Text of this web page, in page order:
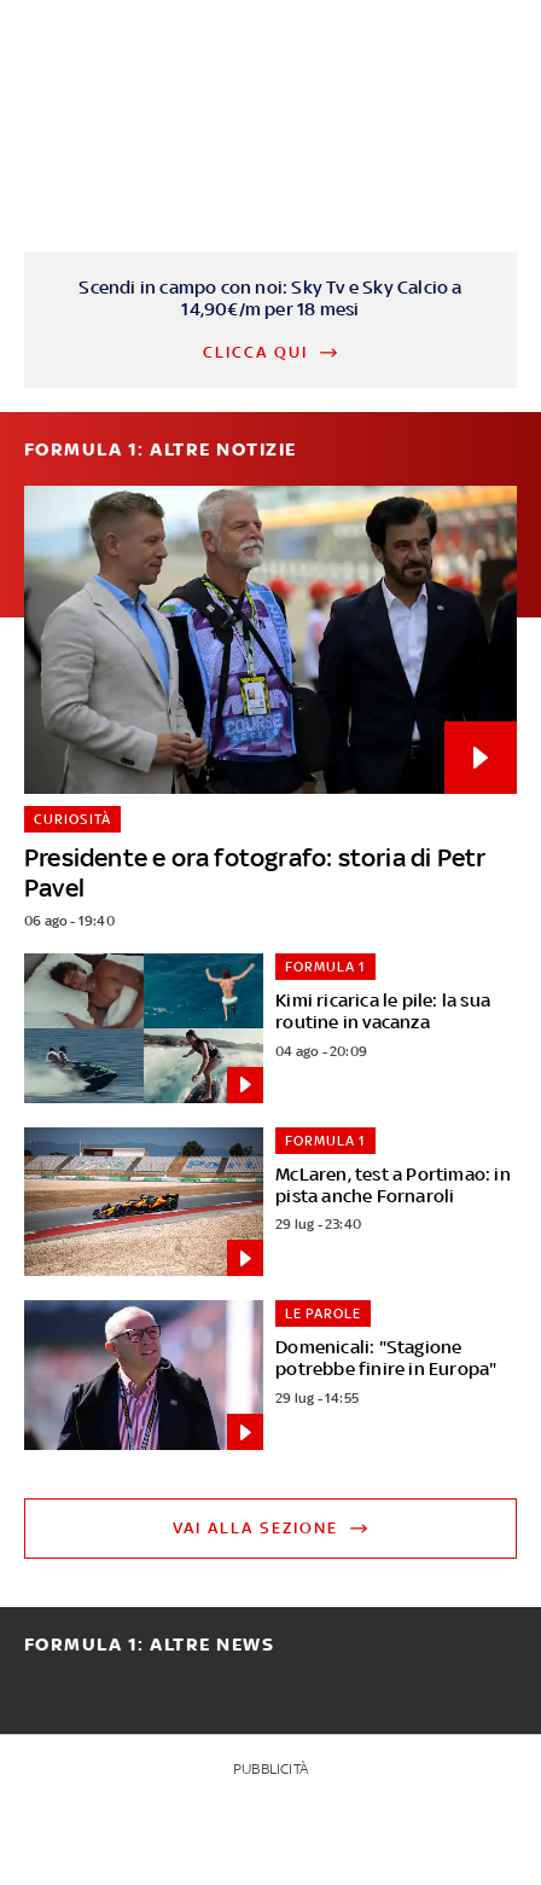
Scendi in campo con noi: Sky Tv e Sky Calcio a
14,90€/m per 18 mesi
CLICCA QUI
FORMULA 1: ALTRE NOTIZIE
Presidente e ora fotografo: storia di Petr
Pavel
CURIOSITÀ
06 ago - 19:40
Kimi ricarica le pile: la sua
routine in vacanza
FORMULA 1
04 ago - 20:09
McLaren, test a Portimao: in
pista anche Fornaroli
FORMULA 1
29 lug - 23:40
Domenicali: "Stagione
potrebbe finire in Europa"
LE PAROLE
29 lug - 14:55
VAI ALLA SEZIONE
FORMULA 1: ALTRE NEWS
PUBBLICITÀ